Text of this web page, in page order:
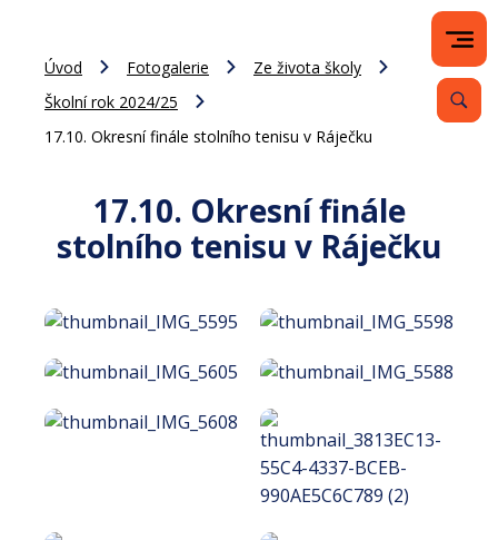
Úvod Fotogalerie
Ze života školy
Školní rok 2024/25
17.10. Okresní finále stolního tenisu v Ráječku
17.10. Okresní finále
stolního tenisu v Ráječku